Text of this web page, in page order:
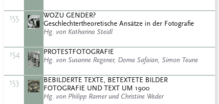
155
WOZU GENDER?
Geschlechtertheoretische Ansätze in der Fotografie
Hg. von Katharina Steidl
154
PROTESTFOTOGRAFIE
Hg. von Susanne Regener, Dorna Safaian, Simon Teune
153
BEBILDERTE TEXTE, BETEXTETE BILDER
FOTOGRAFIE UND TEXT UM 1900
Hg. von Philipp Ramer und Christine Weder